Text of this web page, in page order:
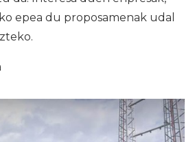
epea du proposamenak udal